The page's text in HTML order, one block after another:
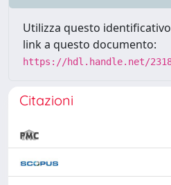
Utilizza questo
link a questo documento:
https://hdl.handle.net/
Citazioni